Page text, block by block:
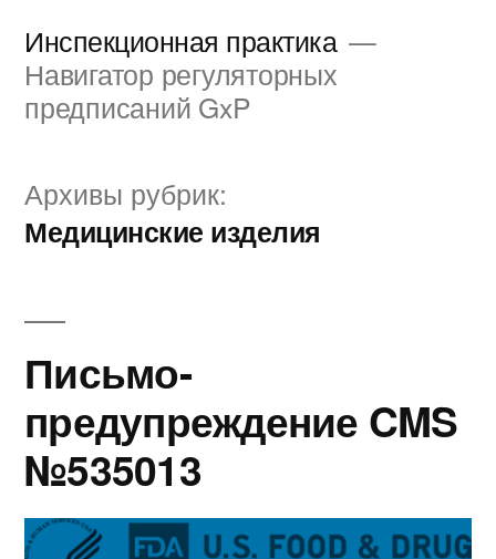
содержимому
Инспекционная практика
Навигатор регуляторных
предписаний GxP
Архивы рубрик:
Медицинские изделия
Письмо-
предупреждение CMS
№535013